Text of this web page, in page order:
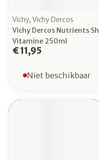
Vichy, Vichy Dercos
Vichy Dercos Nutrients Sh
Vitamine 250ml
€ 11,95
Niet beschikbaar